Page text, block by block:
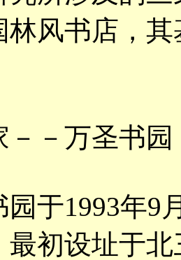
林风书店，
－万圣书园
1993年9月
最初设址于